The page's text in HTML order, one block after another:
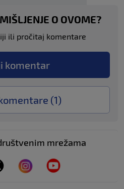
O OVOME?
ili pročitaj komentare
komentar
(1)
mrežama